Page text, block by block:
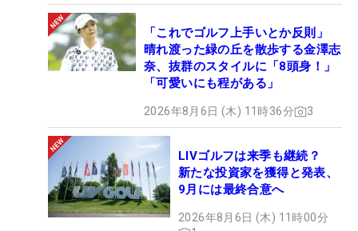
「これでゴルフ上手いとか反則」
晴れ渡った緑の丘を散歩する金澤志
奈、抜群のスタイルに「8頭身！」
「可愛いにも程がある」
2026年8月6日 (木) 11時36分 3
LIVゴルフは来季も継続？
新たな投資家を獲得と発表、
9月には最終合意へ
2026年8月6日 (木) 11時00分